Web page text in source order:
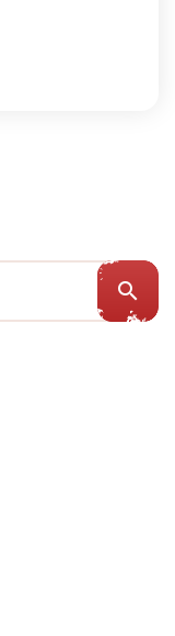
search